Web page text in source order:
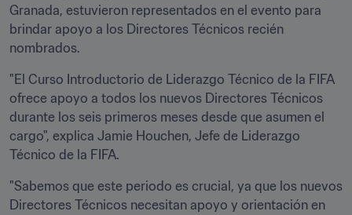
Granada, estuvieron representados en el evento para
brindar apoyo a los Directores Técnicos recién
nombrados.
"El Curso Introductorio de Liderazgo Técnico de la FIFA
ofrece apoyo a todos los nuevos Directores Técnicos
durante los seis primeros meses desde que asumen el
cargo", explica Jamie Houchen, Jefe de Liderazgo
Técnico de la FIFA.
"Sabemos que este periodo es crucial, ya que los nuevos
Directores Técnicos necesitan apoyo y orientación en